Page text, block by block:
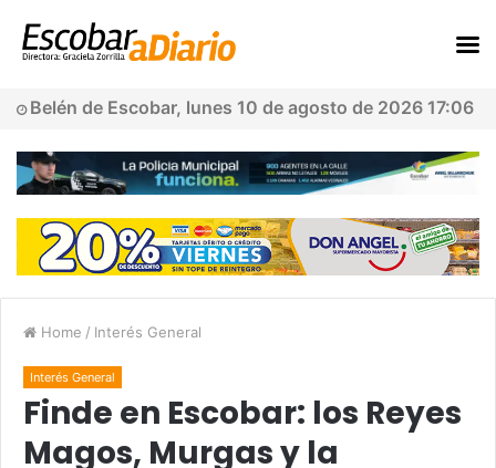
Belén de Escobar, lunes 10 de agosto de 2026 17:06
Home / Interés General
Interés General
Finde en Escobar: los Reyes
Magos, Murgas y la